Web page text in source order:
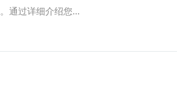
通过详细介绍您...